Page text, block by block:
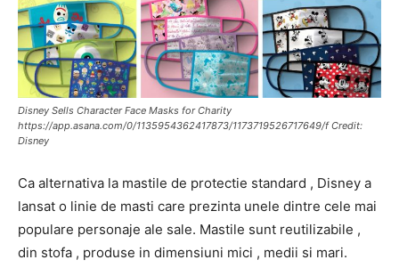
Disney Sells Character Face Masks for Charity
https://app.asana.com/0/1135954362417873/1173719526717649/f Credit:
Disney
Ca alternativa la mastile de protectie standard , Disney a
lansat o linie de masti care prezinta unele dintre cele mai
populare personaje ale sale. Mastile sunt reutilizabile ,
din stofa , produse in dimensiuni mici , medii si mari.